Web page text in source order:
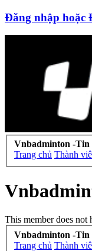
Đăng nhập hoặc
Vnbadminton -Tin
Trang chủ Thành
This member does not
Vnbadminton -Tin
Trang chủ Thành